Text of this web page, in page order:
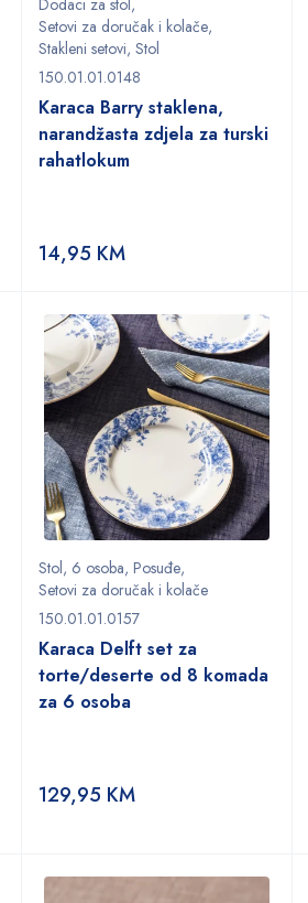
Dodaci za stol,
Setovi za doručak i kolače,
Stakleni setovi, Stol
150.01.01.0148
Karaca Barry staklena,
narandžasta zdjela za turski
rahatlokum
14,95 KM
Stol, 6 osoba, Posuđe,
Setovi za doručak i kolače
150.01.01.0157
Karaca Delft set za
torte/deserte od 8 komada
za 6 osoba
129,95 KM